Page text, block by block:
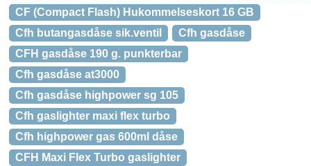
CF (Compact Flash) Hukommelseskort 16 GB
Cfh butangasdåse sik.ventil
Cfh gasdåse
CFH gasdåse 190 g. punkterbar
Cfh gasdåse at3000
Cfh gasdåse highpower sg 105
Cfh gaslighter maxi flex turbo
Cfh highpower gas 600ml dåse
CFH Maxi Flex Turbo gaslighter